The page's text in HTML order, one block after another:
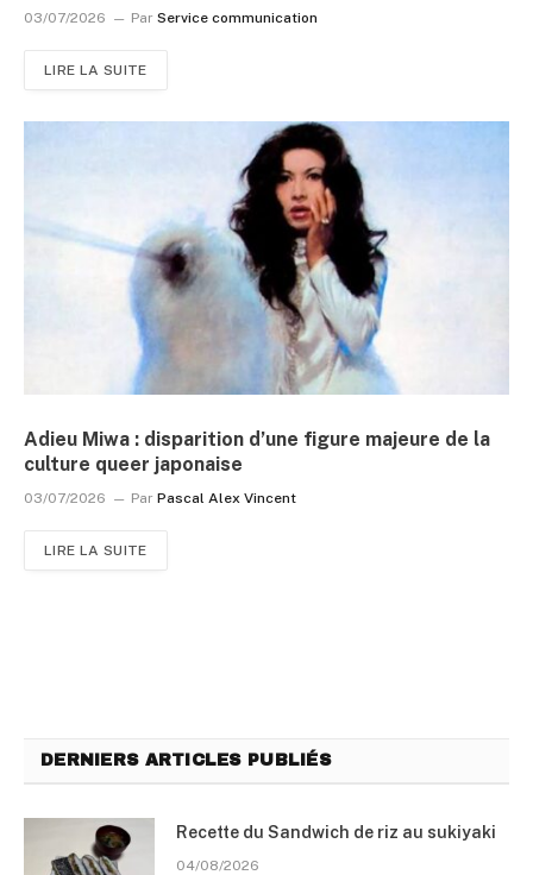
03/07/2026 Par Service communication
LIRE LA SUITE
Adieu Miwa : disparition d’une figure majeure de la
culture queer japonaise
03/07/2026 Par Pascal Alex Vincent
LIRE LA SUITE
DERNIERS ARTICLES PUBLIÉS
Recette du Sandwich de riz au sukiyaki
04/08/2026